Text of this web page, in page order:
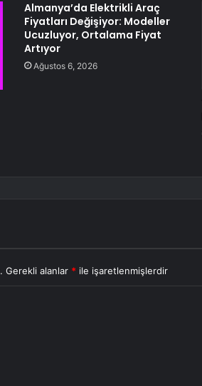
Almanya’da Elektrikli Araç
Fiyatları Değişiyor: Modeller
Ucuzluyor, Ortalama Fiyat
Artıyor
Ağustos 6, 2026
Gerekli alanlar * ile işaretlenmişlerdir